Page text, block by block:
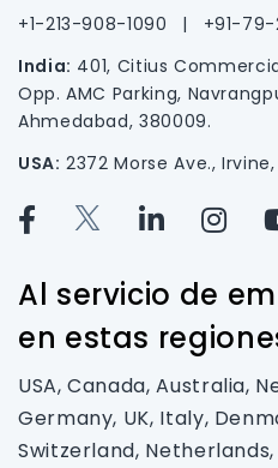
+1-213-908-1090
|
+91-
India: 401, Citius
Opp. AMC Parking,
Ahmedabad, 380009.
USA: 2372 Morse Ave.,
Al servicio de
en estas
USA, Canada, Australia,
Germany, UK, Italy,
Switzerland, Netherlands,